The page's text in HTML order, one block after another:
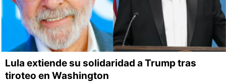
Lula extiende su solidaridad a Trump tras
tiroteo en Washington